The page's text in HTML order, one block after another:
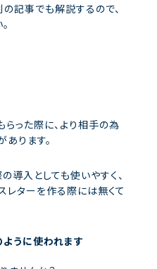
記事でも解説するので、
った際に、より相手の為
ります。
導入としても使いやすく、
レターを作る際には無くて
うに使われます